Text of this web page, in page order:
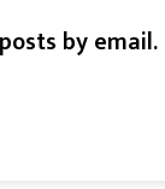
by email.